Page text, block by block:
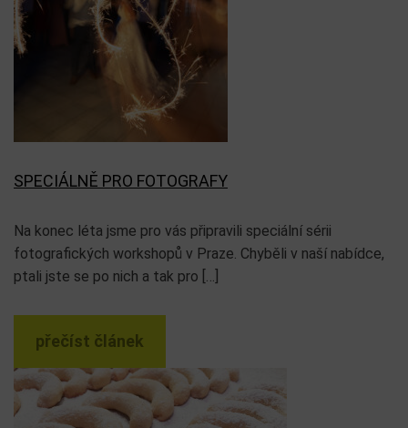
SPECIÁLNĚ PRO FOTOGRAFY
Na konec léta jsme pro vás připravili speciální sérii
fotografických workshopů v Praze. Chyběli v naší nabídce,
ptali jste se po nich a tak pro […]
přečíst článek